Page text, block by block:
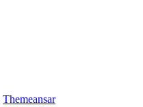
Themeansar